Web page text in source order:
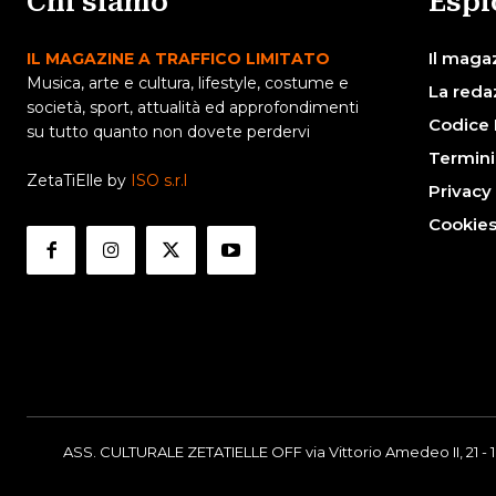
IL MAGAZINE A TRAFFICO LIMITATO
Musica, arte e cultura, lifestyle, costume e
società, sport, attualità ed approfondimenti
su tutto quanto non dovete perdervi
ZetaTiElle by ISO s.r.l
Il
La
Codice
ASS. CULTURALE ZETATIELLE OFF via Vittorio Amedeo II, 21